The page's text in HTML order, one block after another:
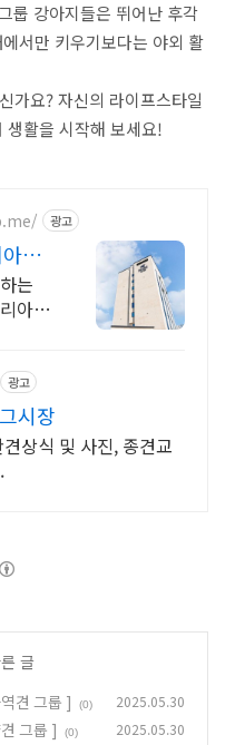
룹 강아지들은 뛰어난 후각
서만 키우기보다는 야외 활
가요? 자신의 라이프스타일
생활을 시작해 보세요!
광고
점
는
아점
광고
시장
상식 및 사진, 종견교
글
견 그룹 ]
(0) 2025.05.30
그룹 ] (0) 2025.05.30